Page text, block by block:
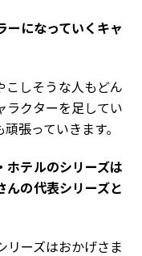
ーになっていくキャ
こしそうな人もどん
ラクターを足してい
張っていきます。
ホテルのシリーズは
んの代表シリーズと
リーズはおかげさま